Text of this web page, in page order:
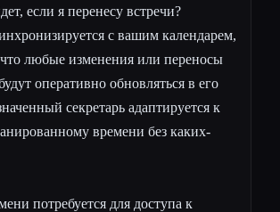
если я перенесу встречи?
с вашим календарем,
что любые изменения или переносы
оперативно обновляться в его
секретарь адаптируется к
времени без каких-
потребуется для доступа к